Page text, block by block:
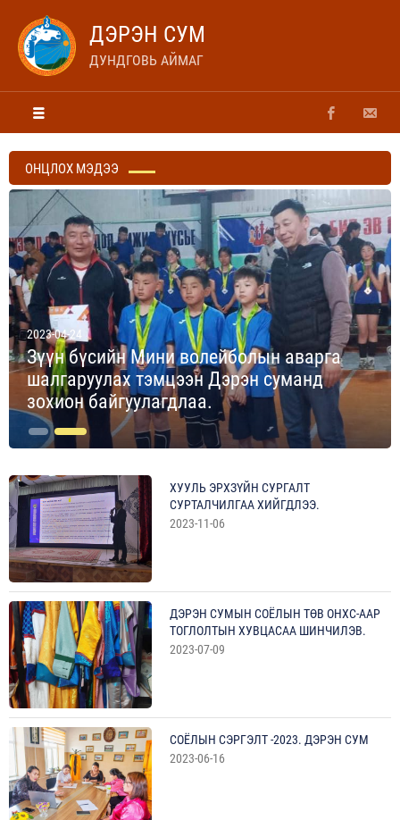
ДЭРЭН СУМ
ДУНДГОВЬ АЙМАГ
ОНЦЛОХ МЭДЭЭ
2023-04-24
Зүүн бүсийн Мини волейболын аварга
шалгаруулах тэмцээн Дэрэн суманд
зохион байгуулагдлаа.
ХУУЛЬ ЭРХЗҮЙН СУРГАЛТ
СУРТАЛЧИЛГАА ХИЙГДЛЭЭ.
2023-11-06
ДЭРЭН СУМЫН СОЁЛЫН ТӨВ ОНХС-ААР
ТОГЛОЛТЫН ХУВЦАСАА ШИНЧИЛЭВ.
2023-07-09
СОЁЛЫН СЭРГЭЛТ -2023. ДЭРЭН СУМ
2023-06-16